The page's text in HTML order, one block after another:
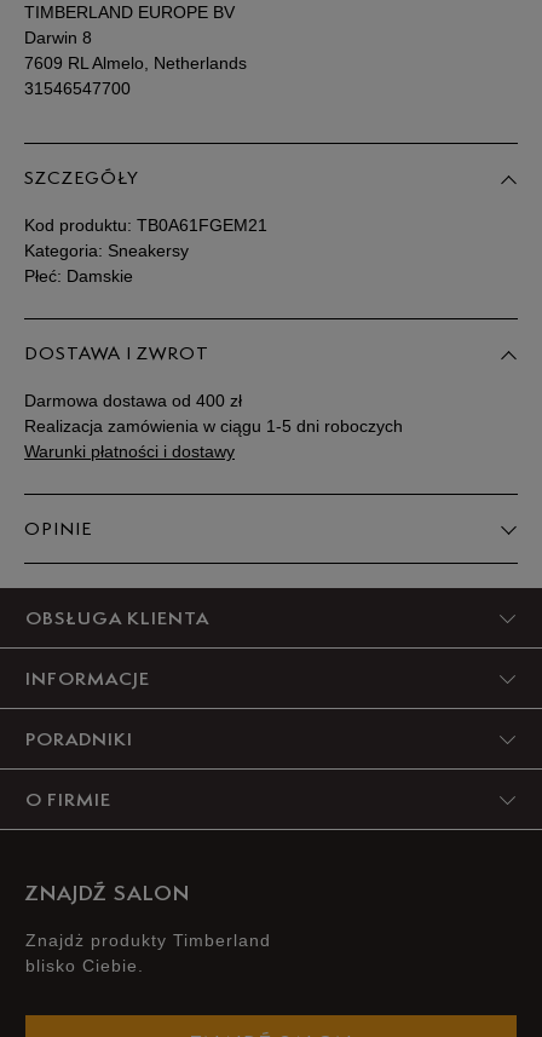
TIMBERLAND EUROPE BV
Darwin 8
7609 RL Almelo, Netherlands
31546547700
SZCZEGÓŁY
Kod produktu: TB0A61FGEM21
Kategoria: Sneakersy
Płeć: Damskie
DOSTAWA I ZWROT
Darmowa dostawa od 400 zł
Realizacja zamówienia w ciągu 1-5 dni roboczych
Warunki płatności i dostawy
OPINIE
5
4
3
2
OBSŁUGA KLIENTA
INFORMACJE
PORADNIKI
O FIRMIE
ZNAJDŹ SALON
Znajdż produkty Timberland
blisko Ciebie.